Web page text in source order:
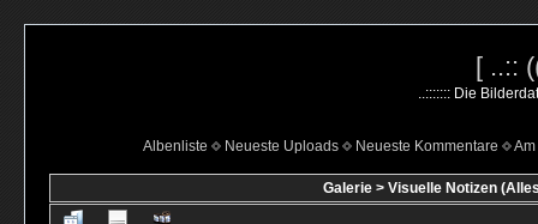
[ ..::
..::::::: Die
Albenliste Neueste Uploads Neueste Kommentare
Galerie > Visuelle Notizen